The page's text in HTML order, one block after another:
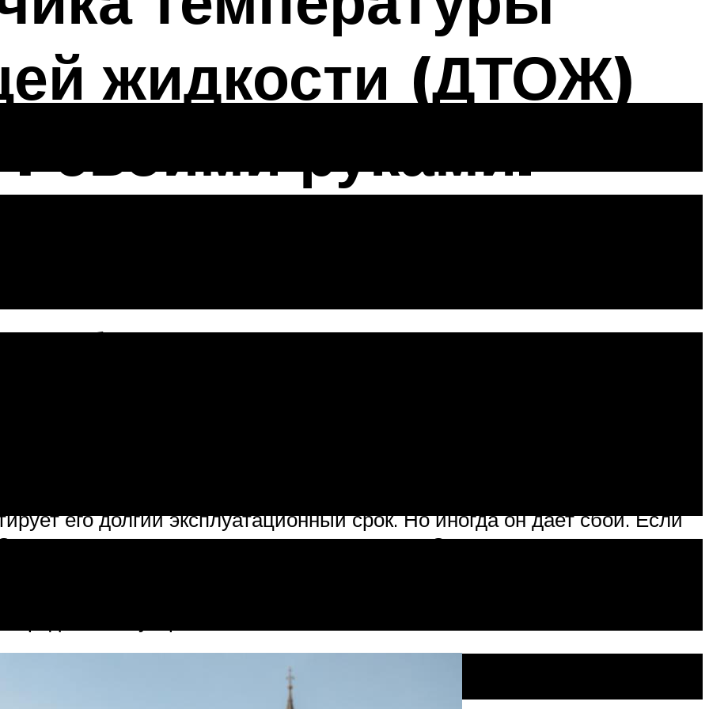
жидкости (ДТОЖ)
своими руками:
работа ДТОЖ. Ориентиры
его долгий эксплуатационный срок. Но иногда он дает сбои. Если
расходная деталь, ремонту не подлежит. Однако подавляющее
с целостностью электрической цепи. Обрывы, отходы
основные провокаторы размыкания цепи. Как раз эти неполадки
и устранить.